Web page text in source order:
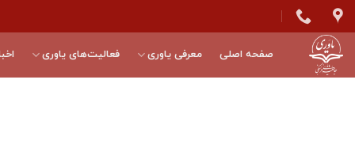
Skip
to
content
صفحه اصلی معرفی یاوری فعالیت‌های یاوری